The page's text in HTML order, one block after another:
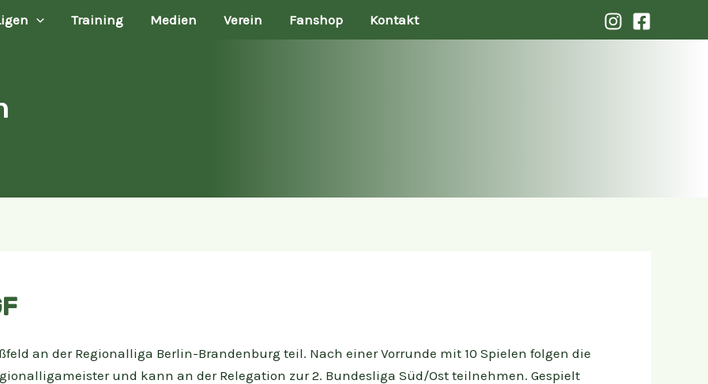
Training Medien Verein Fanshop Kontakt
an der Regionalliga Berlin-Brandenburg teil. Nach einer Vorrunde mit 10 Spielen folgen die
und kann an der Relegation zur 2. Bundesliga Süd/Ost teilnehmen. Gespielt